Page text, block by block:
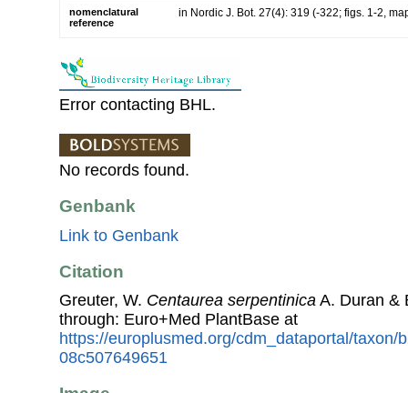
nomenclatural
reference
in Nordic J. Bot. 27(4): 319 (-322; figs. 1-2,
Error contacting BHL.
No records found.
Genbank
Link to Genbank
Citation
Greuter, W. Centaurea serpentinica A. Duran &
through: Euro+Med PlantBase at
https://europlusmed.org/cdm_dataportal/taxon/
08c507649651